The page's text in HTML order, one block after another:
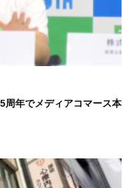
年でメディアコマース本